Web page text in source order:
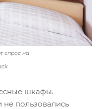
спрос на
шкафы.
не пользовались